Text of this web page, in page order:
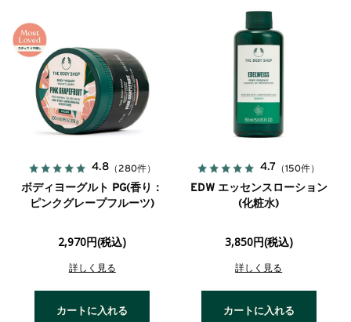
4.8（280件）
ボディヨーグルト PG(香り：
ピンクグレープフルーツ)
2,970円(税込)
詳しく見る
カートに入れる
4.7 （150件）
EDW エッセンスローション
(化粧水)
3,850円(税込)
詳しく見る
カートに入れる